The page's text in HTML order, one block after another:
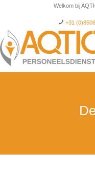
Welkom bij
+31